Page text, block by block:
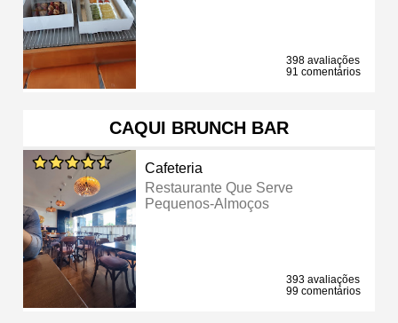
398 avaliações
91 comentários
CAQUI BRUNCH BAR
Cafeteria
Restaurante Que Serve
Pequenos-Almoços
393 avaliações
99 comentários